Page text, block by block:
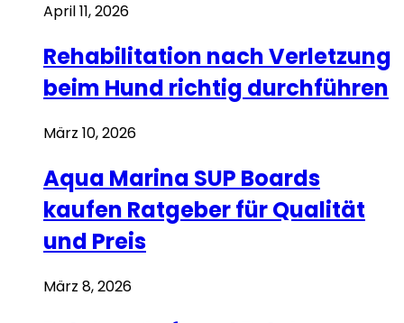
April 11, 2026
Rehabilitation nach Verletzung
beim Hund richtig durchführen
März 10, 2026
Aqua Marina SUP Boards
kaufen Ratgeber für Qualität
und Preis
März 8, 2026